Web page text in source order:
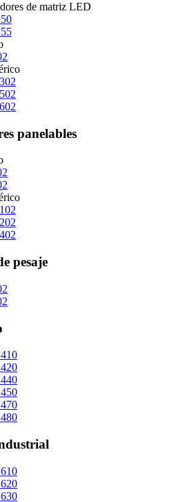
de matriz LED
panelables
pesaje